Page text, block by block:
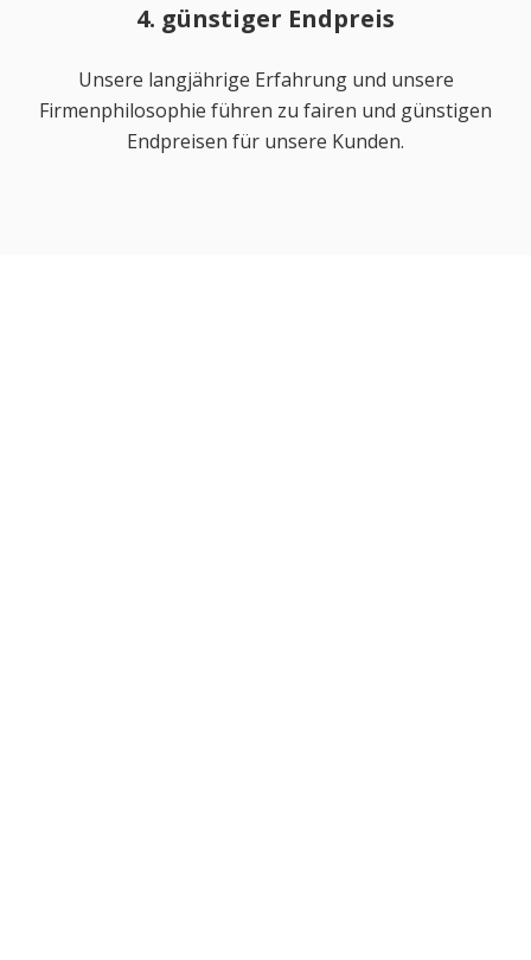
4. günstiger Endpreis
Unsere langjährige Erfahrung und unsere
Firmenphilosophie führen zu fairen und günstigen
Endpreisen für unsere Kunden.